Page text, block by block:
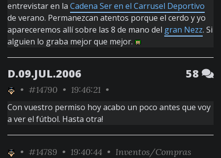
entrevistar en la Cadena Ser en el Carrusel Deportivo
de verano. Permanezcan atentos porque el cerdo y yo
apareceremos allí sobre las 8 de mano del gran Nezz. Si
alguien lo graba mejor que mejor.
D.09.JUL.2006 58
• #14790 • 19:46:21 •
Con vuestro permiso hoy acabo un poco antes que voy
a ver el fútbol. Hasta otra!
• #14789 • 19:40:44 • Inventos/Compras